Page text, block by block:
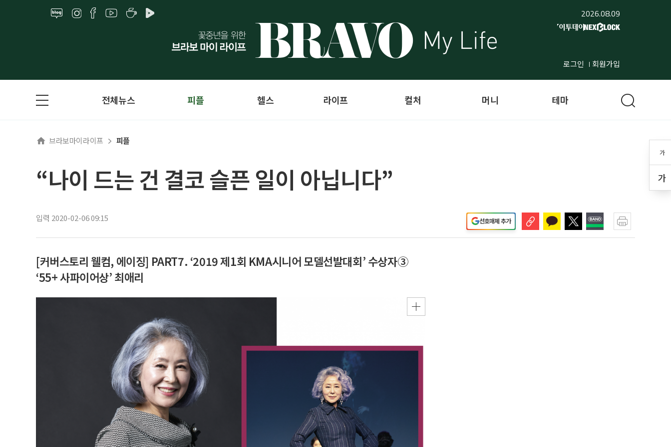
2026.08.09
로그인 회원가입
가
가
전체뉴스 피플 헬스 라이프 컬처 머니 테마
브라보마이라이프 피플
“나이 드는 건 결코 슬픈 일이 아닙니다”
입력 2020-02-06 09:15 선호매체 추가
[커버스토리 웰컴, 에이징] PART7. ‘2019 제1회 KMA시니어 모델선발대회’ 수상자③
‘55+ 사파이어상’ 최애리